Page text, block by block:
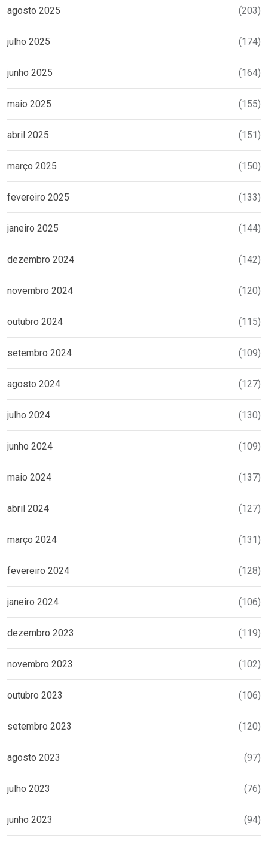
agosto 2025 (203)
julho 2025 (174)
junho 2025 (164)
maio 2025 (155)
abril 2025 (151)
março 2025 (150)
fevereiro 2025 (133)
janeiro 2025 (144)
dezembro 2024 (142)
novembro 2024 (120)
outubro 2024 (115)
setembro 2024 (109)
agosto 2024 (127)
julho 2024 (130)
junho 2024 (109)
maio 2024 (137)
abril 2024 (127)
março 2024 (131)
fevereiro 2024 (128)
janeiro 2024 (106)
dezembro 2023 (119)
novembro 2023 (102)
outubro 2023 (106)
setembro 2023 (120)
agosto 2023 (97)
julho 2023 (76)
junho 2023 (94)